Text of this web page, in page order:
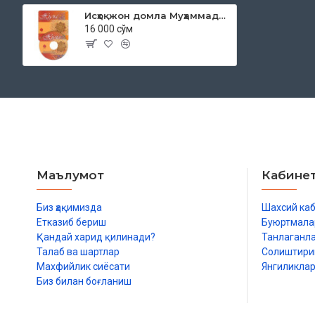
Исҳоқжон домла Муҳаммаджон ўғли - «Жума мавъизалари» 4-диск (МР3)
16 000 сўм
Маълумот
Биз ҳақимизда
Етказиб бериш
Қандай харид қилинади?
Талаб ва шартлар
Махфийлик сиёсати
Биз билан боғланиш
Шахсий
Янгиликлар